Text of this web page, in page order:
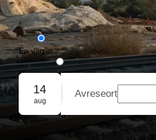
En väg
Rundresa
Gruppbokning
14
aug
Avreseort